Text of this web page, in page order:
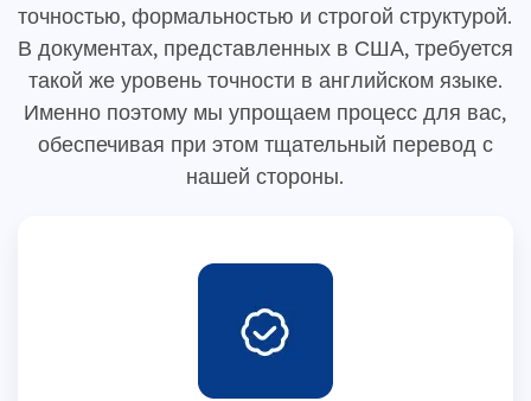
точностью, формальностью и строгой структурой.
В документах, представленных в США, требуется
такой же уровень точности в английском языке.
Именно поэтому мы упрощаем процесс для вас,
обеспечивая при этом тщательный перевод с
нашей стороны.